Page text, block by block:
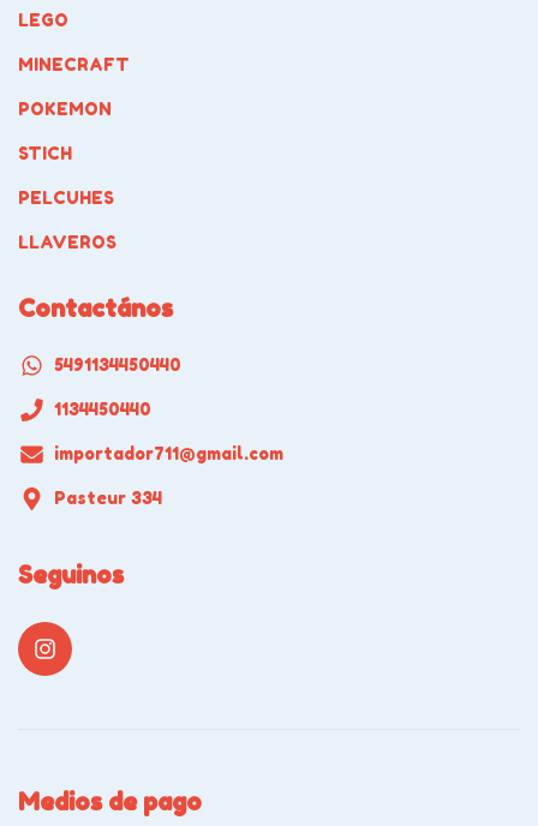
LEGO
MINECRAFT
POKEMON
STICH
PELCUHES
LLAVEROS
Contactános
5491134450440
1134450440
importador711@gmail.com
Pasteur 334
Seguinos
Medios de pago